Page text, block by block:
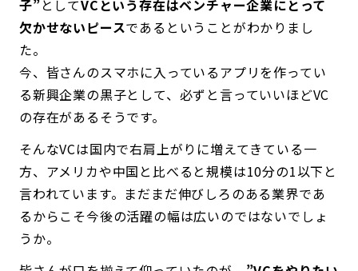
子”としてVCという存在はベンチャー企業にとって
欠かせないピースであるということがわかりまし
た。
今、皆さんのスマホに入っているアプリを作ってい
る新興企業の黒子として、必ずと言っていいほどVC
の存在があるそうです。
そんなVCは国内で右肩上がりに増えてきている一
方、アメリカや中国と比べると規模は10分の1以下と
言われています。まだまだ伸びしろのある業界であ
るからこそ今後の活躍の幅は広いのではないでしょ
うか。